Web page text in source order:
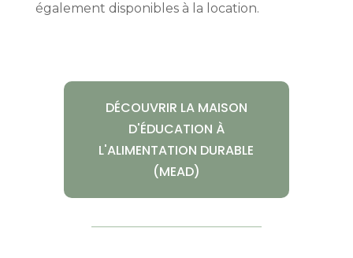
également disponibles à la location.
DÉCOUVRIR LA MAISON
D'ÉDUCATION À
L'ALIMENTATION DURABLE
(MEAD)